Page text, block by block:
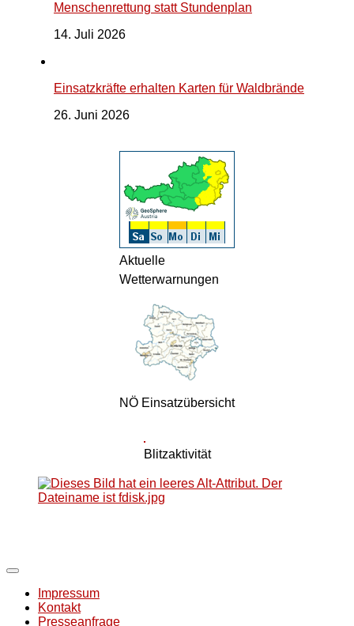
Menschenrettung statt Stundenplan
14. Juli 2026
Einsatzkräfte erhalten Karten für Waldbrände
26. Juni 2026
Aktuelle
Wetterwarnungen
NÖ Einsatzübersicht
Blitzaktivität
Impressum
Kontakt
Presseanfrage